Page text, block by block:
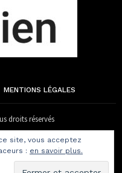
MENTIONS LÉGALES
droits réservés
site, vous acceptez
: en savoir plus.